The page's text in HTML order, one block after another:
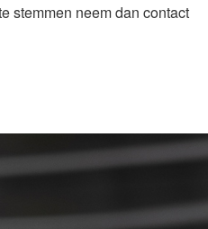
stemmen neem dan contact